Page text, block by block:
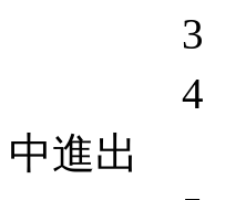
3 対広
4 対西
中進出